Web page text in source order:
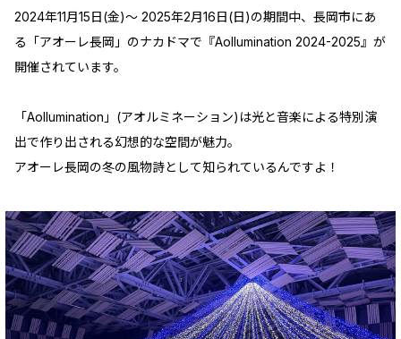
2024年11月15日(金)～ 2025年2月16日(日)の期間中、長岡市にあ
る「アオーレ長岡」のナカドマで『Aollumination 2024-2025』が
開催されています。
「Aollumination」(アオルミネーション)は光と音楽による特別演
出で作り出される幻想的な空間が魅力。
アオーレ長岡の冬の風物詩として知られているんですよ！